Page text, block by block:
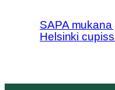
SAPA mukana
Helsinki